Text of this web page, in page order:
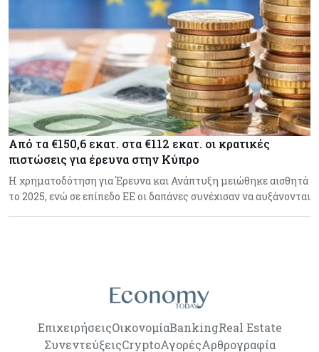
Από τα €150,6 εκατ. στα €112 εκατ. οι κρατικές
πιστώσεις για έρευνα στην Κύπρο
Η χρηματοδότηση για Έρευνα και Ανάπτυξη μειώθηκε αισθητά
το 2025, ενώ σε επίπεδο ΕΕ οι δαπάνες συνέχισαν να αυξάνονται
ΕπιχειρήσειςΟικονομίαBankingReal Estate
ΣυνεντεύξειςCryptoΑγορέςΑρθρογραφία